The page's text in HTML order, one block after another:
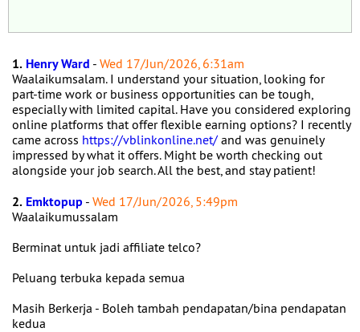
1. Henry Ward - Wed 17/Jun/2026, 6:31am
Waalaikumsalam. I understand your situation, looking for
part-time work or business opportunities can be tough,
especially with limited capital. Have you considered exploring
online platforms that offer flexible earning options? I recently
came across https://vblinkonline.net/ and was genuinely
impressed by what it offers. Might be worth checking out
alongside your job search. All the best, and stay patient!
2. Emktopup - Wed 17/Jun/2026, 5:49pm
Waalaikumussalam
Berminat untuk jadi affiliate telco?
Peluang terbuka kepada semua
Masih Berkerja - Boleh tambah pendapatan/bina pendapatan
kedua